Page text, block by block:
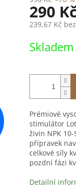
290
239,67 Kč
cena:
Skladem
Prémiové
stimulátor
živin NPK
přípravek
celkové síly
pozdní fázi
Detailní